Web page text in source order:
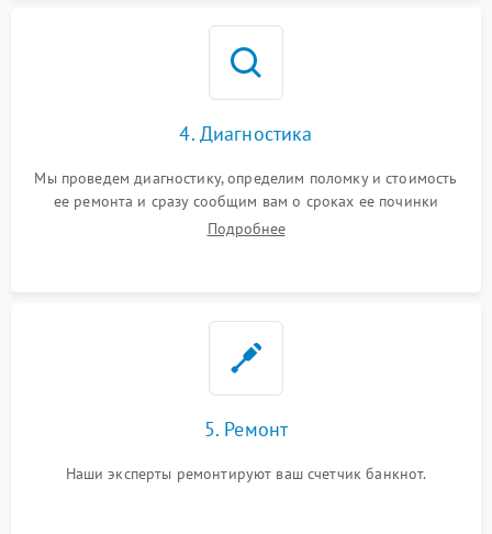
4. Диагностика
Мы проведем диагностику, определим поломку и стоимость
ее ремонта и сразу сообщим вам о сроках ее починки
Подробнее
5. Ремонт
Наши эксперты ремонтируют ваш счетчик банкнот.